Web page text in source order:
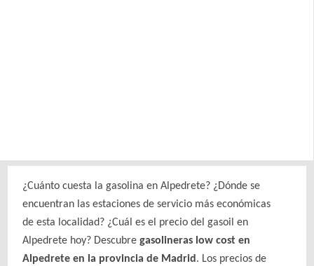
¿Cuánto cuesta la gasolina en Alpedrete? ¿Dónde se
encuentran las estaciones de servicio más económicas
de esta localidad? ¿Cuál es el precio del gasoil en
Alpedrete hoy? Descubregasolineras low cost en
Alpedrete en la provincia de Madrid . Los precios de